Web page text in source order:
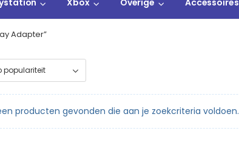
Xbox Overige Accessoires
Adapter”
producten gevonden die aan je zoekcriteria voldoen.